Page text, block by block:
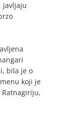
javljaju
bila je o
koji je